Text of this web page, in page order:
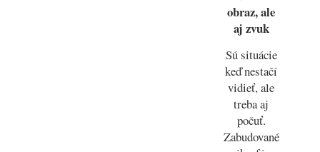
obraz, ale
aj zvuk
Sú situácie
keď nestačí
vidieť, ale
treba aj
počuť.
Zabudované